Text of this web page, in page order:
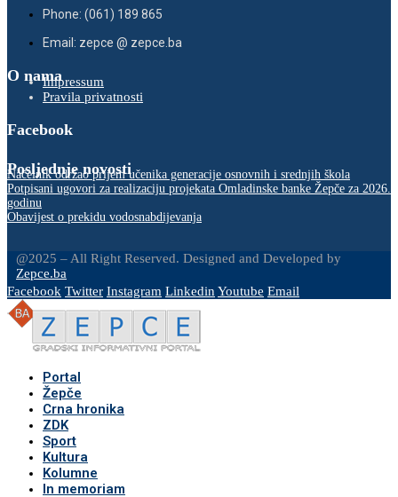
Phone: (061) 189 865
Email: zepce @ zepce.ba
O namaImpressum
Pravila privatnosti
Facebook
Posljednje novosti
Načelnik održao prijem učenika generacije osnovnih i srednjih škola
Potpisani ugovori za realizaciju projekata Omladinske banke Žepče za 2026.
godinu
Obavijest o prekidu vodosnabdijevanja
@2025 – All Right Reserved. Designed and Developed by
Zepce.ba
Facebook Twitter Instagram LinkedinYoutube Email
Portal
Žepče
Crna hronika
ZDK
Sport
Kultura
Kolumne
In memoriam